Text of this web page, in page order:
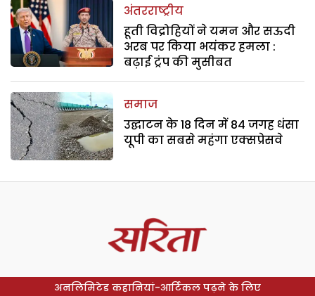
अंतरराष्ट्रीय
हूती विद्रोहियों ने यमन और सऊदी
अरब पर किया भयंकर हमला :
बढ़ाई ट्रंप की मुसीबत
समाज
उद्घाटन के 18 दिन में 84 जगह धंसा
यूपी का सबसे महंगा एक्सप्रेसवे
अनलिमिटेड कहानियां-आर्टिकल पढ़ने के लिए